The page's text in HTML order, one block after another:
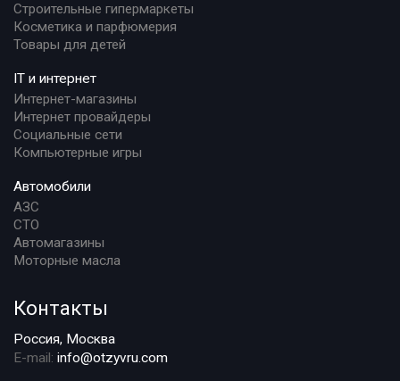
Строительные гипермаркеты
Косметика и парфюмерия
Товары для детей
IT и интернет
Интернет-магазины
Интернет провайдеры
Социальные сети
Компьютерные игры
Автомобили
АЗС
СТО
Автомагазины
Моторные масла
Контакты
Россия, Москва
E-mail: info@otzyvru.com